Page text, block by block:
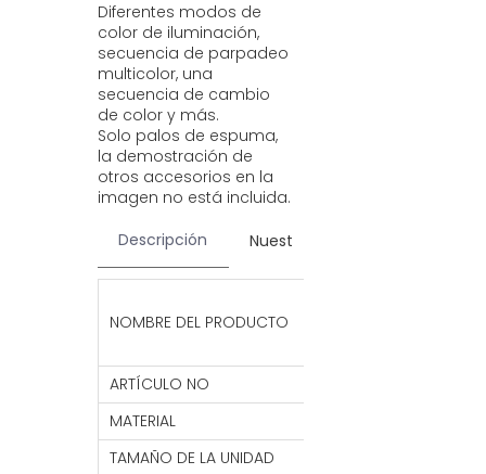
Diferentes modos de
color de iluminación,
secuencia de parpadeo
multicolor, una
secuencia de cambio
de color y más.
Solo palos de espuma,
la demostración de
otros accesorios en la
imagen no está incluida.
Descripción
Nuestros servicios
NOMBRE DEL PRODUCTO
ARTÍCULO NO
MATERIAL
TAMAÑO DE LA UNIDAD